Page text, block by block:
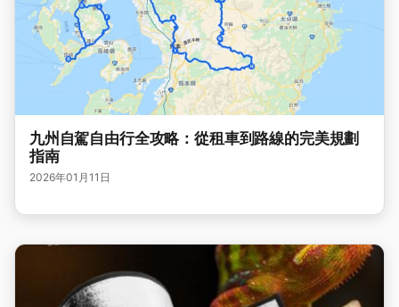
九州自駕自由行全攻略：從租車到路線的完美規劃
指南
2026年01月11日